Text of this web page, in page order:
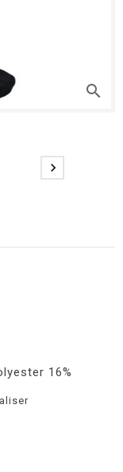
search

16%